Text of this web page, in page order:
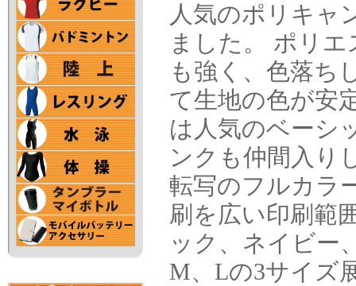
人気のポリキャ
ました。 ポリ
も強く、色落ち
て生地の色が安
は人気のベーシ
ンクも仲間入り
転写のフルカラ
刷を広い印刷範
ック、ネイビー
M、Lの3サイズ